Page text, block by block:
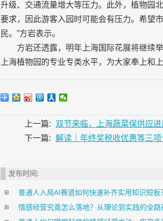
升级、交通流量增大等压力。此外，植物园
要求，因此游客入园时可能会有压力。希望
民。”方岩表示。
方岩还透露，明年上海国际花展将继续
上海植物园的专业专类水平，为大家奉上和
上一篇:
双节来临，上海蔬菜保供应
下一篇:
解读｜年终奖税收优惠等三
发布时间:
普通人入局AI赛道如何快速补齐实用知识短板
情感经营究竟怎么落地？从理论到实践的全路